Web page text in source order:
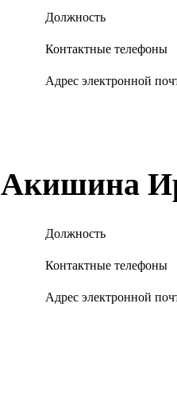
Должность
Контактные телефоны
Адрес электронной
Акишина
Должность
Контактные телефоны
Адрес электронной